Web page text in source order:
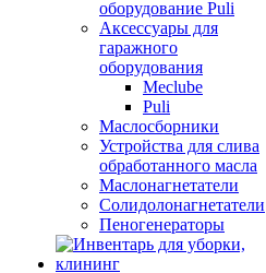
оборудование Puli
Аксессуары для
гаражного
оборудования
Meclube
Puli
Маслосборники
Устройства для слива
обработанного масла
Маслонагнетатели
Солидолонагнетатели
Пеногенераторы